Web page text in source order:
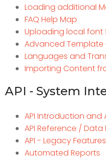
Loading additional
FAQ Help Map
Uploading local font
Advanced Template
Languages and
Importing Content
API - System
API Introduction
API Reference /
API - Legacy Features
Automated Reports